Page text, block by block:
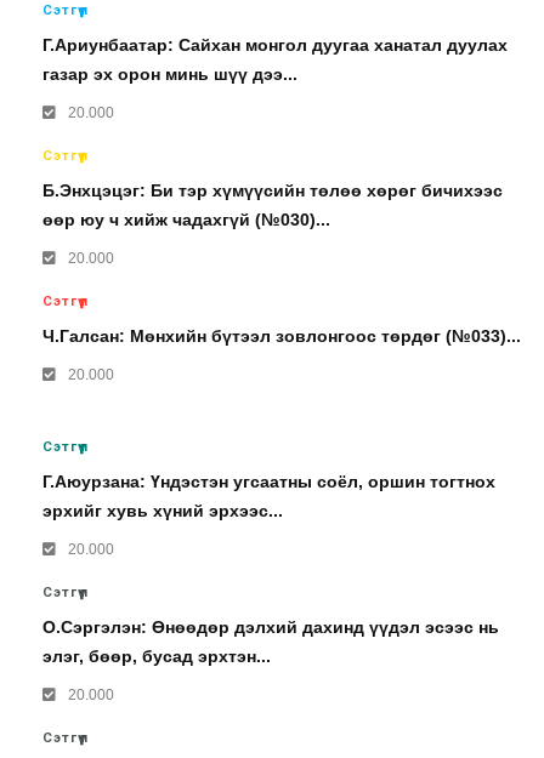
Сэтгүүл
Г.Ариунбаатар: Сайхан монгол дуугаа ханатал дуулах
газар эх орон минь шүү дээ...
20.000
Сэтгүүл
Б.Энхцэцэг: Би тэр хүмүүсийн төлөө хөрөг бичихээс
өөр юу ч хийж чадахгүй (№030)...
20.000
Сэтгүүл
Ч.Галсан: Мөнхийн бүтээл зовлонгоос төрдөг (№033)...
20.000
Сэтгүүл
Г.Аюурзана: Үндэстэн угсаатны соёл, оршин тогтнох
эрхийг хувь хүний эрхээс...
20.000
Сэтгүүл
О.Сэргэлэн: Өнөөдөр дэлхий дахинд үүдэл эсээс нь
элэг, бөөр, бусад эрхтэн...
20.000
Сэтгүүл